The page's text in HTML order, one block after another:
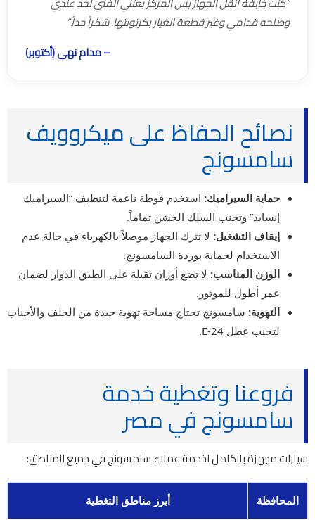
وصلحه قدامي وغير قطعة الغيار بكرتونتها. شكراً جداً.”
– مدام نهى (أكتوبر)
نصائح الحفاظ على ميكروويف
سامسونج
حماية السيراميك: استخدم فوطة ناعمة لتنظيف “السيراميك
إنسايد” وتجنب السلك الخشن تماماً.
إيقاف التشغيل: لا تترك الجهاز موصلاً بالكهرباء في حالة عدم
الاستخدام لحماية بوردة السامسونج.
الوزن المناسب: لا تضع أوزان ثقيلة على الطبق الدوار لضمان
عمر أطول للموتور.
التهوية: سامسونج تحتاج مساحة تهوية جيدة من الخلف والأجناب
لتجنب عطل E-24.
فروعنا وتغطية خدمة
سامسونج في مصر
سيارات مجهزة بالكامل لخدمة عملاء سامسونج في جميع المناطق:
المحافظة أبرز مناطق التغطية